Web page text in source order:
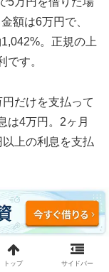
額は6万円で、
。正規の上
です。
だけを支払って
は4万円。2ヶ月
上の利息を支払
12万円。元本5
金は減っていま
トップ サイドバー